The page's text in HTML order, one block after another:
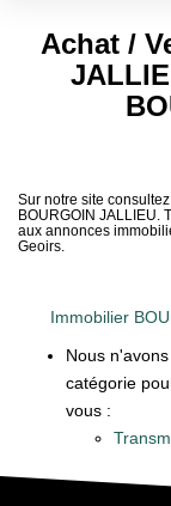
Surface min
Plus de
Achat /
Sur notre site
BOURGOIN JALLIEU.
aux annonces
Geoirs.
Immobilier
Nous
catégorie
vous :